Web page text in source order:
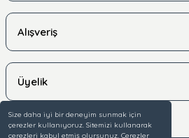
Size daha iyi bir deneyim sunmak için
çerezler kullanıyoruz. Sitemizi kullanarak
çerezleri kabul etmiş olursunuz. Çerezler
Alışveriş
Üyelik